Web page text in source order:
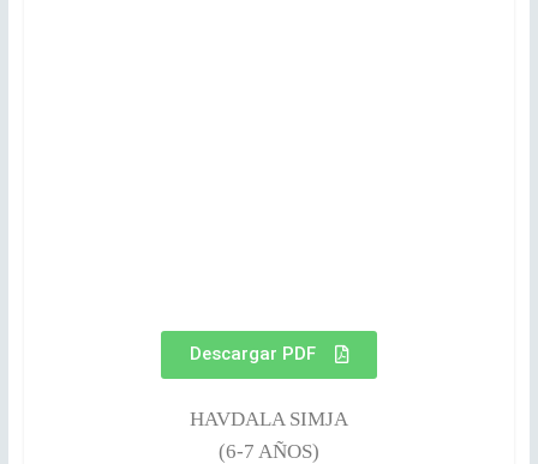
Descargar PDF
HAVDALA SIMJA
(6-7 AÑOS)